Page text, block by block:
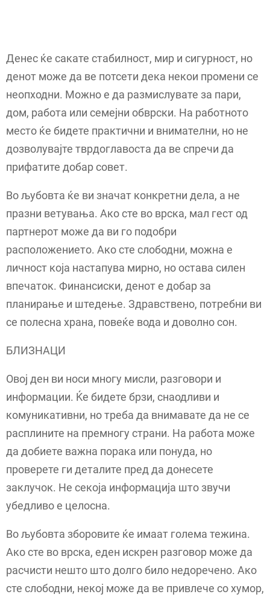
Денес ќе сакате стабилност, мир и сигурност, но
денот може да ве потсети дека некои промени се
неопходни. Можно е да размислувате за пари,
дом, работа или семејни обврски. На работното
место ќе бидете практични и внимателни, но не
дозволувајте тврдоглавоста да ве спречи да
прифатите добар совет.
Во љубовта ќе ви значат конкретни дела, а не
празни ветувања. Ако сте во врска, мал гест од
партнерот може да ви го подобри
расположението. Ако сте слободни, можна е
личност која настапува мирно, но остава силен
впечаток. Финансиски, денот е добар за
планирање и штедење. Здравствено, потребни ви
се полесна храна, повеќе вода и доволно сон.
БЛИЗНАЦИ
Овој ден ви носи многу мисли, разговори и
информации. Ќе бидете брзи, снаодливи и
комуникативни, но треба да внимавате да не се
расплините на премногу страни. На работа може
да добиете важна порака или понуда, но
проверете ги деталите пред да донесете
заклучок. Не секоја информација што звучи
убедливо е целосна.
Во љубовта зборовите ќе имаат голема тежина.
Ако сте во врска, еден искрен разговор може да
расчисти нешто што долго било недоречено. Ако
сте слободни, некој може да ве привлече со хумор,